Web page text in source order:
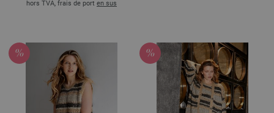
hors TVA, frais de port en sus